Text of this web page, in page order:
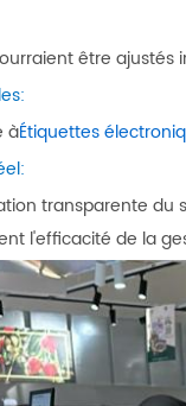
être
àÉtiquettes
transparente
l'efficacité de la